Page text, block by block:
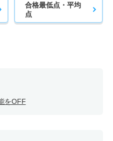
合格最低点・平均
点
をOFF